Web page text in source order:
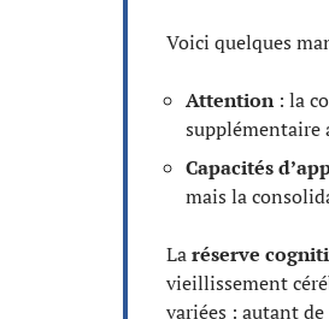
Voici quelques
Attention: la
supplémentaire
Capacités
mais la
Laréserve
vieillissement
variées : autant